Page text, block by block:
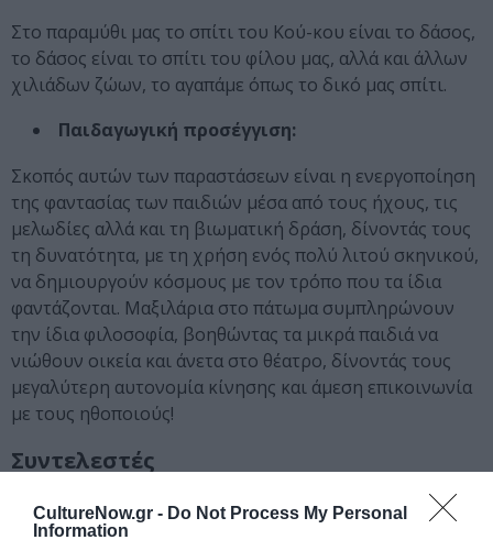
CultureNow.gr - Do Not Process My Personal
Information
Στο παραμύθι μας το σπίτι του Κού-κου είναι το δάσος,
το δάσος είναι το σπίτι του φίλου μας, αλλά και άλλων
χιλιάδων ζώων, το αγαπάμε όπως το δικό μας σπίτι.
Παιδαγωγική προσέγγιση:
Σκοπός αυτών των παραστάσεων είναι η ενεργοποίηση
της φαντασίας των παιδιών μέσα από τους ήχους, τις
μελωδίες αλλά και τη βιωματική δράση, δίνοντάς τους
τη δυνατότητα, με τη χρήση ενός πολύ λιτού σκηνικού,
να δημιουργούν κόσμους με τον τρόπο που τα ίδια
φαντάζονται. Μαξιλάρια στο πάτωμα συμπληρώνουν
την ίδια φιλοσοφία, βοηθώντας τα μικρά παιδιά να
νιώθουν οικεία και άνετα στο θέατρο, δίνοντάς τους
μεγαλύτερη αυτονομία κίνησης και άμεση επικοινωνία
με τους ηθοποιούς!
Συντελεστές
Σύλληψη-κείμενο-τραγούδια-σκηνοθεσία:
Άννα
Σεβαστή Τζίμα